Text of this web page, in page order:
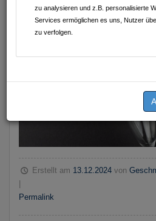
zu analysieren und z.B. personalisierte
Services ermöglichen es uns, Nutzer
zu verfolgen.
K&J Kompressionsversorgung
Erstellt am 13.12.2024 von
|
Permalink